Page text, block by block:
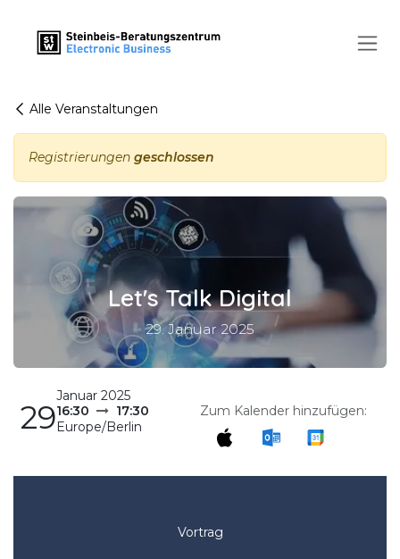
Alle Veranstaltungen
Registrierungen geschlossen
Let's Talk Digital
29. Januar 2025
29
Januar 2025
16:30
17:30
Europe/Berlin
Zum Kalender hinzufügen:
Vortrag